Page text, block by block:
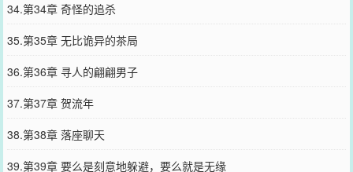
34.第34章 奇怪的追杀
35.第35章 无比诡异的茶局
36.第36章 寻人的翩翩男子
37.第37章 贺流年
38.第38章 落座聊天
39.第39章 要么是刻意地躲避，要么就是无缘